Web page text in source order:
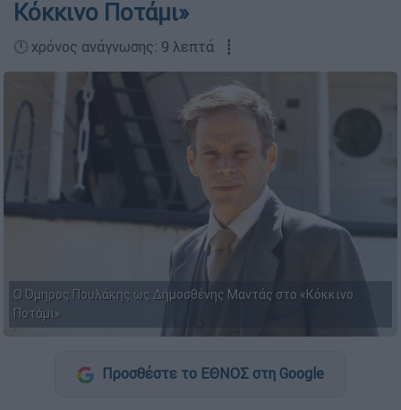
Κόκκινο Ποτάμι»
🕛 χρόνος ανάγνωσης: 9 λεπτά ┋
Ο Όμηρος Πουλάκης ως Δημοσθένης Μαντάς στο «Κόκκινο
Ποτάμι»
Προσθέστε το ΕΘΝΟΣ στη Google